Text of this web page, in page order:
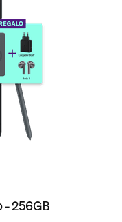
- 256GB